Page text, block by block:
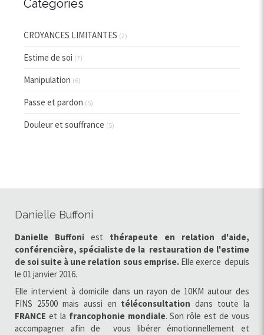
Catégories
CROYANCES LIMITANTES (2)
Estime de soi (7)
Manipulation (6)
Passe et pardon (5)
Douleur et souffrance (5)
Danielle Buffoni
Danielle Buffoni est thérapeute en relation d'aide,
conférencière, spécialiste de la restauration de l'estime
de soisuite à une relation sous emprise. Elle exerce depuis
le 01 janvier 2016.
Elle intervient à domicile dans un rayon de 10KM autour des
FINS 25500 mais aussi en téléconsultation dans toute la
FRANCE et la francophonie mondiale. Son rôle est de vous
accompagner afin de vous libérer émotionnellement et